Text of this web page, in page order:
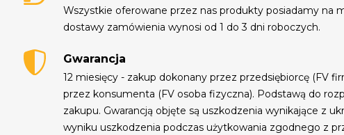
Wszystkie oferowane przez nas produkty posiadamy na
dostawy zamówienia wynosi od 1 do 3 dni roboczych.
Gwarancja
12 miesięcy - zakup dokonany przez przedsiębiorcę (FV
przez konsumenta (FV osoba fizyczna). Podstawą do
zakupu. Gwarancją objęte są uszkodzenia wynikające z
wyniku uszkodzenia podczas użytkowania zgodnego z